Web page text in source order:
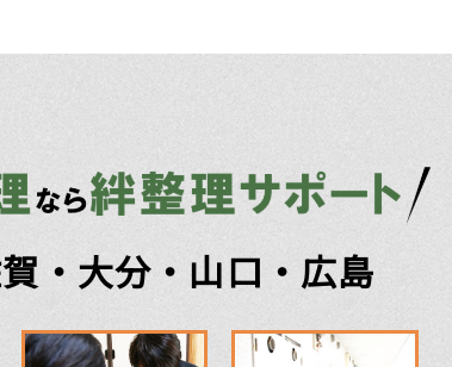
・大分・山口・広島